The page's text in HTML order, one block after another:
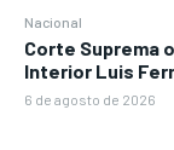
Nacional
Corte Suprema
Interior Luis
6 de agosto de 2026